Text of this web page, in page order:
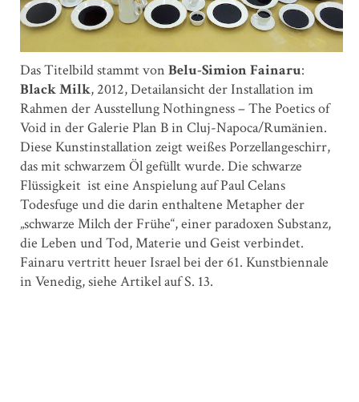
Das Titelbild stammt von Belu-Simion Fainaru:
Black Milk, 2012, Detailansicht der Installation im
Rahmen der Ausstellung Nothingness – The Poetics of
Void in der Galerie Plan B in Cluj-Napoca/Rumänien.
Diese Kunstinstallation zeigt weißes Porzellangeschirr,
das mit schwarzem Öl gefüllt wurde. Die schwarze
Flüssigkeit ist eine Anspielung auf Paul Celans
Todesfuge und die darin enthaltene Metapher der
„schwarze Milch der Frühe“, einer paradoxen Substanz,
die Leben und Tod, Materie und Geist verbindet.
Fainaru vertritt heuer Israel bei der 61. Kunstbiennale
in Venedig, siehe Artikel auf S. 13.